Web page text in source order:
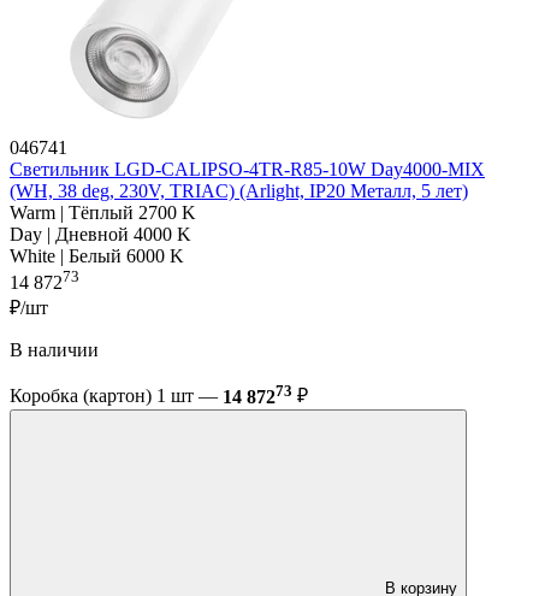
046741
Светильник LGD-CALIPSO-4TR-R85-10W Day4000-MIX
(WH, 38 deg, 230V, TRIAC) (Arlight, IP20 Металл, 5 лет)
Warm | Тёплый 2700 K
Day | Дневной 4000 K
White | Белый 6000 K
14 87273
₽/шт
В наличии
Коробка (картон) 1 шт — 14 87273 ₽
В корзину